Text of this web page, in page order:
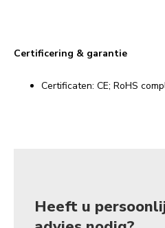
Certificering & garantie
Certificaten: CE; RoHS
Heeft u